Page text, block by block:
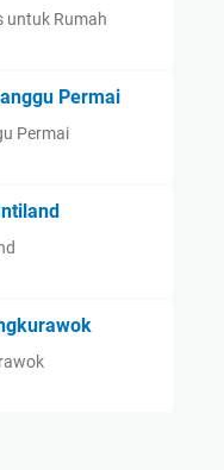
untuk Rumah
Permai
Permai